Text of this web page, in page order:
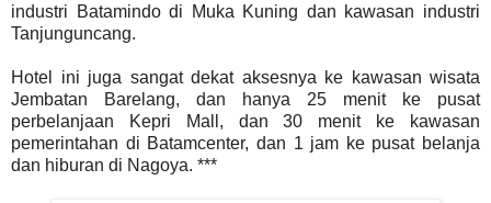
industri Batamindo di Muka Kuning dan kawasan industri
Tanjunguncang.
Hotel ini juga sangat dekat aksesnya ke kawasan wisata
Jembatan Barelang, dan hanya 25 menit ke pusat
perbelanjaan Kepri Mall, dan 30 menit ke kawasan
pemerintahan di Batamcenter, dan 1 jam ke pusat belanja
dan hiburan di Nagoya. ***